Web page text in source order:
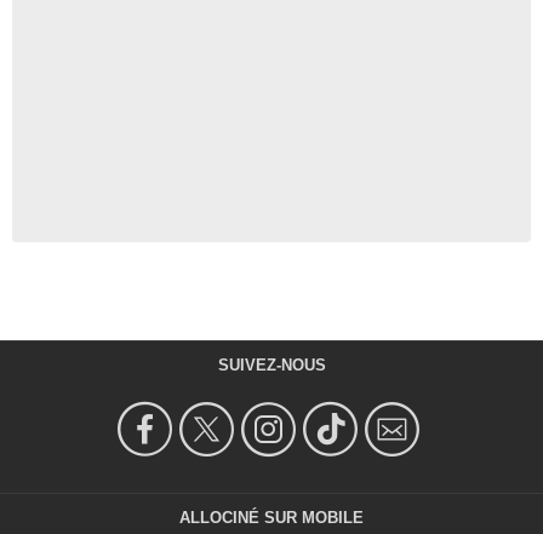
SUIVEZ-NOUS
ALLOCINÉ SUR MOBILE